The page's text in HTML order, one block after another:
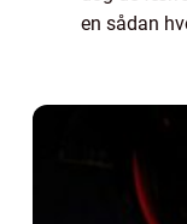
en sådan